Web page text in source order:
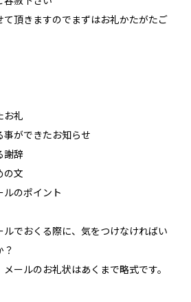
て頂きますのでまずはお礼かたがたご
お礼
事ができたお知らせ
謝辞
の文
ルのポイント
でおくる際に、気をつけなければい
？
ールのお礼状はあくまで略式です。